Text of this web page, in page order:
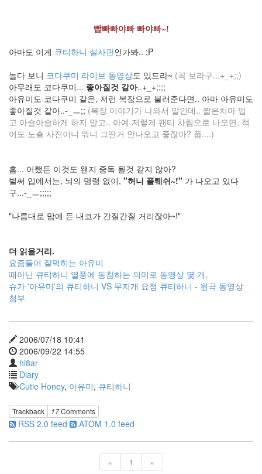
빱빠빠야빠 빠야빠~!
아마도 이게 큐티하니 실사판인가봐.. ;P
놀다 보니 코다쿠미 라이브 동영상도 있드라~ (꼭 보라구...+_+;;)
아무래도 코다쿠미... 좋아질것 같아..+_+;;;;
아유미도 코다쿠미 같은, 저런 복장으로 불러준다면.. 아마 아유미도
좋아질것 같아..-_ㅡ;; (복장 이야기가 나와서 말인데.. 짧은치마 입
고 아슬아슬하게 하지 말고.. 아예 저렇게 팬티 차림으로 나오면, 적
어도 노출 사진이니 뭐니 그딴거 안나오고 좋잖아? 풉....)
흠... 어쨌든 이것도 왠지 중독 될것 같지 않아?
벌써 입에서는, 뇌의 명령 없이, "허니 플뤠쉬~!" 가 나오고 있다
구...-_ㅡ;;;;;
"나름대로 맘에 든 내코가 간질간질 거리잖아~!"
더 읽을거리.
요즘들어 잘먹히는 아유미
때아닌 큐티하니 열풍에 동참하는 의미로 동영상 몇 개.
슈가 '아유미'의 큐티하니 VS 무지개 요정 큐티하니 - 원곡 동영상
첨부
2006/07/18 10:41
2006/09/22 14:55
hi8ar
Diary
Cutie Honey, 아유미, 큐티하니
Trackback 17Comments
RSS 2.0 feed ATOM 1.0 feed
« 1 »
지
습
니
다.
by
hi8ar
사
자
안
:)
hi8ar
디
아
블
안
녕
~
3
by
hi8ar
5
월
의
드